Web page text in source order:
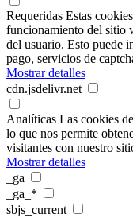
Requeridas Estas
funcionamiento del sitio
del usuario. Esto puede
pago, servicios de
Mostrar detalles
cdn.jsdelivr.net
Analíticas Las cookies
lo que nos permite
visitantes con nuestro
Mostrar detalles
_ga
_ga_*
sbjs_current